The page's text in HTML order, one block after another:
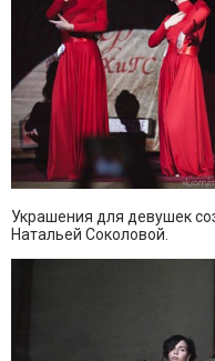
Украшения для девушек
Натальей Соколовой.